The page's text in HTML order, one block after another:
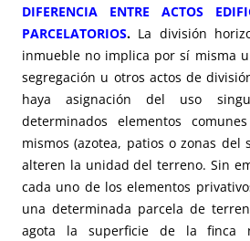
DIFERENCIA ENTRE ACTOS
PARCELATORIOS. La división
inmueble no implica por sí misma
segregación u otros actos de
haya asignación del uso
determinados elementos
mismos (azotea, patios o zonas del
alteren la unidad del terreno. Sin
cada uno de los elementos
una determinada parcela de
agota la superficie de la finca